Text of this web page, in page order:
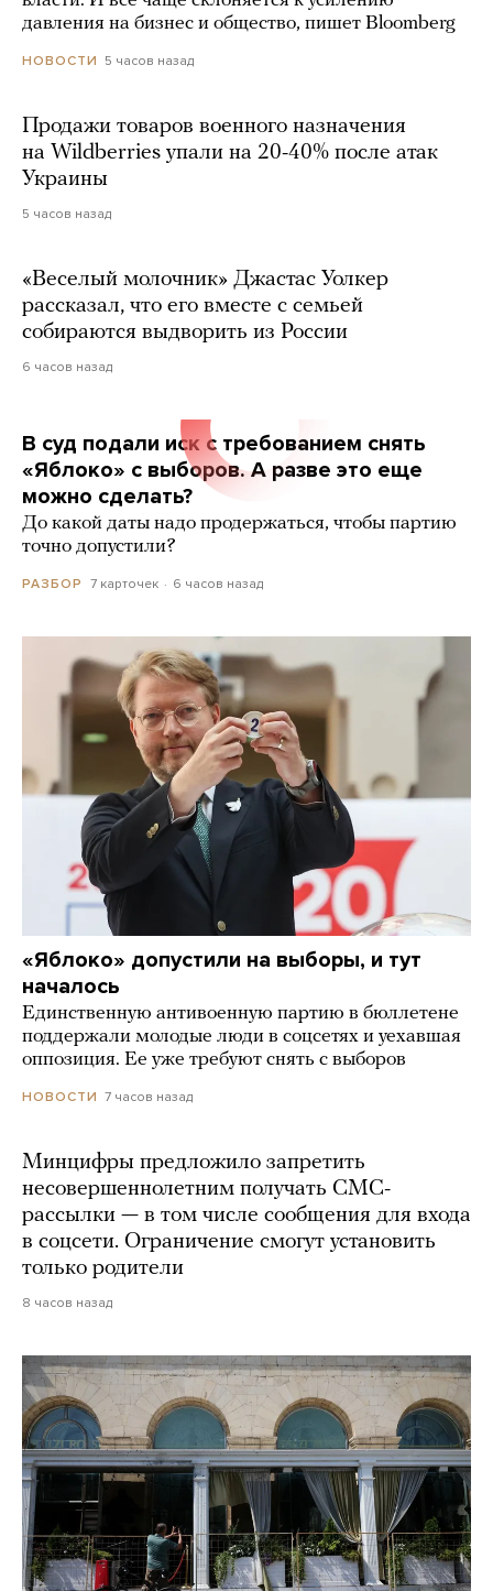
давления на бизнес и общество, пишет Bloomberg
НОВОСТИ 5 часов назад
Продажи товаров военного назначения
на Wildberries упали на 20-40% после атак
Украины
5 часов назад
«Веселый молочник» Джастас Уолкер
рассказал, что его вместе с семьей
собираются выдворить из России
6 часов назад
В суд подали иск с требованием снять
«Яблоко» с выборов. А разве это еще
можно сделать?
До какой даты надо продержаться, чтобы партию
точно допустили?
РАЗБОР 7 карточек 6 часов назад
«Яблоко» допустили на выборы, и тут
началось
Единственную антивоенную партию в бюллетене
поддержали молодые люди в соцсетях и уехавшая
оппозиция. Ее уже требуют снять с выборов
НОВОСТИ 7 часов назад
Минцифры предложило запретить
несовершеннолетним получать СМС-
рассылки — в том числе сообщения для входа
в соцсети. Ограничение смогут установить
только родители
8 часов назад